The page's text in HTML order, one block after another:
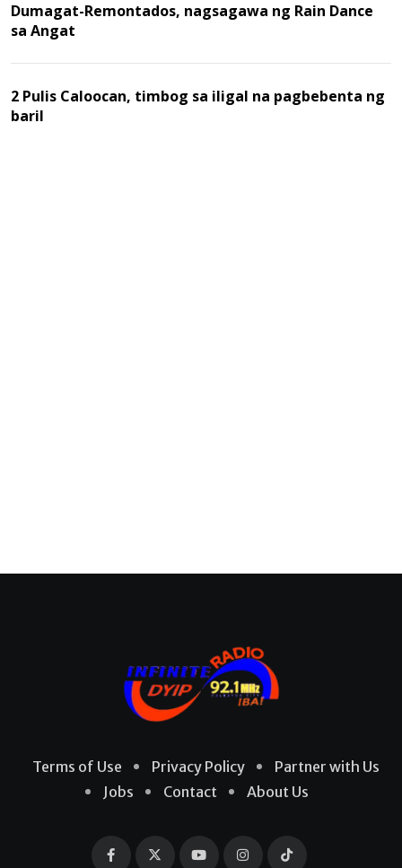
Dumagat-Remontados, nagsagawa ng Rain Dance
sa Angat
2 Pulis Caloocan, timbog sa iligal na pagbebenta ng
baril
Terms of Use Privacy Policy
Partner with Us
Jobs
Contact About Us